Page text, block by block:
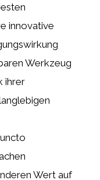
innovative
Werkzeug
ihrer
Wert auf